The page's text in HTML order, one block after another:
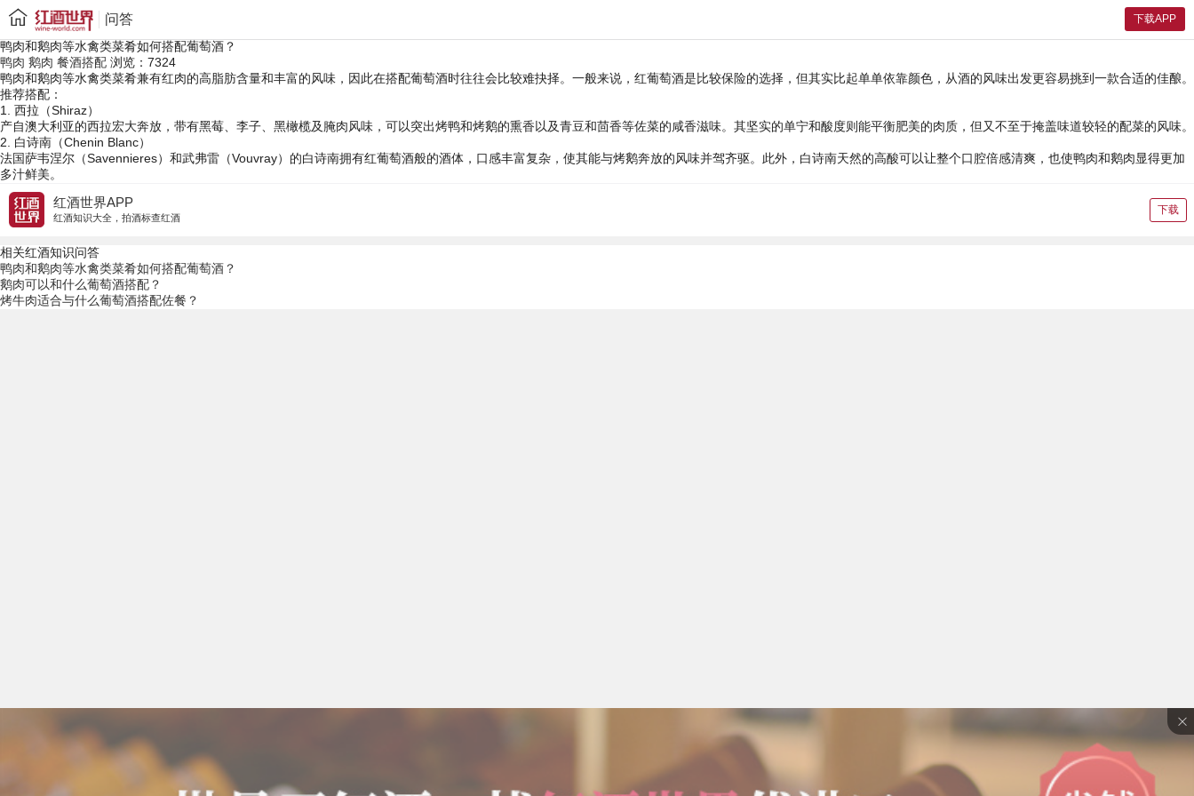
下载APP
问答
鸭肉和鹅肉等水禽类菜肴如何搭配葡萄酒？
鸭肉 鹅肉 餐酒搭配 浏览：7324
鸭肉和鹅肉等水禽类菜肴兼有红肉的高脂肪含量和丰富的风味，因此在搭配葡萄酒时往往会比较难抉择。一般来说，红葡萄酒是比较保险的选择，但其实比起单单依靠颜色，从酒的风味出发更容易挑到一款合适的佳酿。
推荐搭配：
1. 西拉（Shiraz）
产自澳大利亚的西拉宏大奔放，带有黑莓、李子、黑橄榄及腌肉风味，可以突出烤鸭和烤鹅的熏香以及青豆和茴香等佐菜的咸香滋味。其坚实的单宁和酸度则能平衡肥美的肉质，但又不至于掩盖味道较轻的配菜的风味。
2. 白诗南（Chenin Blanc）
法国萨韦涅尔（Savennieres）和武弗雷（Vouvray）的白诗南拥有红葡萄酒般的酒体，口感丰富复杂，使其能与烤鹅奔放的风味并驾齐驱。此外，白诗南天然的高酸可以让整个口腔倍感清爽，也使鸭肉和鹅肉显得更加
多汁鲜美。
红酒世界APP
红酒知识大全，拍酒标查红酒
下载
相关红酒知识问答
鸭肉和鹅肉等水禽类菜肴如何搭配葡萄酒？
鹅肉可以和什么葡萄酒搭配？
烤牛肉适合与什么葡萄酒搭配佐餐？